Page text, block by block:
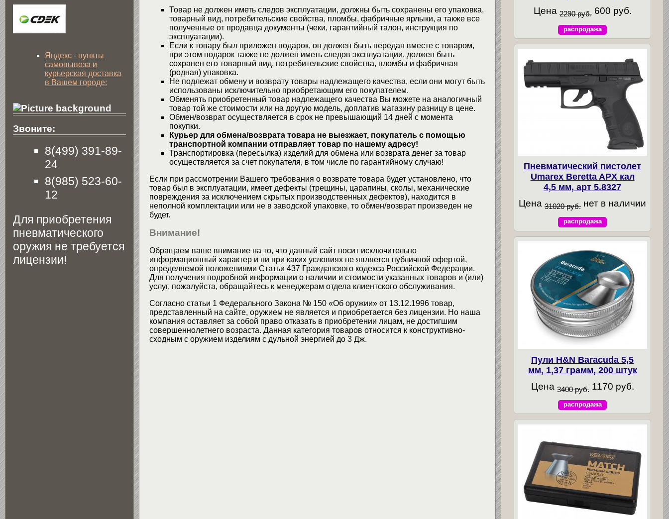
Товар не должен иметь следов эксплуатации, должны быть сохранены его упаковка,
товарный вид, потребительские свойства, пломбы, фабричные ярлыки, а также все
полученные от продавца документы (чеки, гарантийный талон, инструкция по
эксплуатации).
Если к товару был приложен подарок, он должен быть передан вместе с товаром,
при этом подарок также не должен иметь следов эксплуатации, должен быть
сохранен его товарный вид, потребительские свойства, пломбы и фабричная
(родная) упаковка.
Не подлежат обмену и возврату товары надлежащего качества, если они могут быть
использованы исключительно приобретающим его покупателем.
Обменять приобретенный товар надлежащего качества Вы можете на аналогичный
товар той же стоимости или на другую модель, доплатив магазину разницу в цене.
Обмен/возврат осуществляется в срок не превышающий 14 дней с момента
покупки.
Курьер для обмена/возврата товара не выезжает, покупатель с помощью
транспортной компании отправляет товар по нашему адресу!
Транспортировка (пересылка) изделий для обмена или возврата денег за товар
осуществляется за счет покупателя, в том числе по гарантийному случаю!
Если при рассмотрении Вашего требования о возврате товара будет установлено, что
товар был в эксплуатации, имеет дефекты (трещины, царапины, сколы, механические
повреждения за исключением скрытых производственных дефектов), находится в
неполной комплектации или не в заводской упаковке, то обмен/возврат произведен не
будет.
Внимание!
Обращаем ваше внимание на то, что данный сайт носит исключительно
информационный характер и ни при каких условиях не является публичной офертой,
определяемой положениями Статьи 437 Гражданского кодекса Российской Федерации.
Для получения подробной информации о наличии и стоимости указанных товаров и (или)
услуг, пожалуйста, обращайтесь к менеджерам отдела клиентского обслуживания.
Согласно статьи 1 Федерального Закона № 150 «Об оружии» от 13.12.1996 товар,
представленный на сайте, оружием не является и приобретается без лицензии. Но наша
компания оставляет за собой право отказать в приобретении лицам, не достигшим
совершеннолетнего возраста. Данная категория товаров относится к конструктивно-
сходным с оружием изделиям с дульной энергией до 3 Дж.
Яндекс - пункты
самовывоза и
курьерская доставка
в Вашем городе:
Звоните:
8(499) 391-89-
24
8(985) 523-60-
12
Для приобретения
пневматического
оружия не требуется
лицензии!
Цена 2290 руб. 600 руб.
распродажа
Пневматический пистолет
Umarex Beretta APX кал
4,5 мм, арт 5.8327
Цена31020 руб. нет в наличии
распродажа
Пули H&N Baracuda 5,5
мм, 1,37 грамм, 200 штук
Цена 3400 руб. 1170 руб.
распродажа